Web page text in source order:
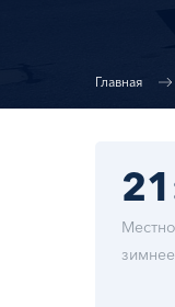
Главная